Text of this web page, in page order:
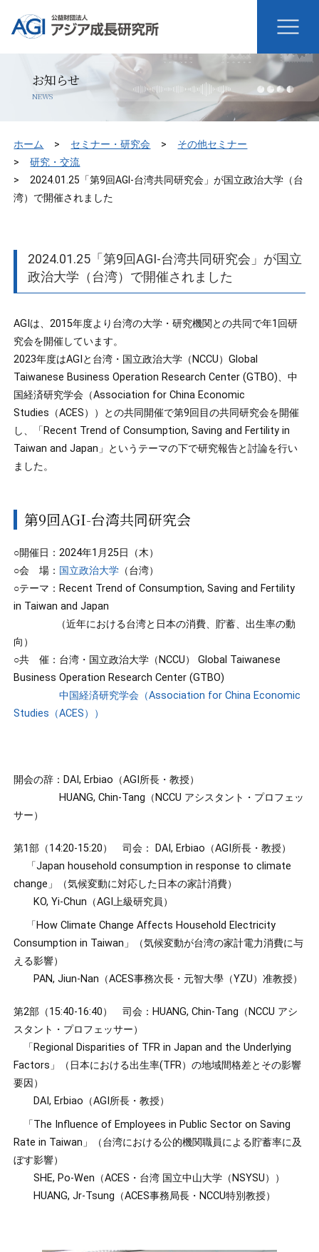
お知らせ
NEWS
ホーム セミナー・研究会
その他セミナー
研究・交流
2024.01.25「第9回AGI-台湾共同研究会」が国立政治大学（台
湾）で開催されました
2024.01.25「第9回AGI-台湾共同研究会」が国立
政治大学（台湾）で開催されました
AGIは、2015年度より台湾の大学・研究機関との共同で年1回研
究会を開催しています。
2023年度はAGIと台湾・国立政治大学（NCCU）Global
Taiwanese Business Operation Research Center (GTBO)、中
国経済研究学会（Association for China Economic
Studies（ACES））との共同開催で第9回目の共同研究会を開催
し、「Recent Trend of Consumption, Saving and Fertility in
Taiwan and Japan」というテーマの下で研究報告と討論を行い
ました。
第9回AGI-台湾共同研究会
○開催日：2024年1月25日（木）
○会 場： 国立政治大学 （台湾）
○テーマ：Recent Trend of Consumption, Saving and Fertility
in Taiwan and Japan
（近年における台湾と日本の消費、貯蓄、出生率の動
向）
○共 催：台湾・国立政治大学（NCCU） Global Taiwanese
Business Operation Research Center (GTBO)
中国経済研究学会（Association for China Economic
Studies（ACES））
開会の辞：DAI, Erbiao（AGI所長・教授）
HUANG, Chin-Tang（NCCU アシスタント・プロフェッ
サー）
第1部（14:20-15:20） 司会： DAI, Erbiao（AGI所長・教授）
「Japan household consumption in response to climate
change」（気候変動に対応した日本の家計消費）
KO, Yi-Chun（AGI上級研究員）
「How Climate Change Affects Household Electricity
Consumption in Taiwan」（気候変動が台湾の家計電力消費に与
える影響）
PAN, Jiun-Nan（ACES事務次長・元智大學（YZU）准教授）
第2部（15:40-16:40） 司会：HUANG, Chin-Tang（NCCU アシ
スタント・プロフェッサー）
「Regional Disparities of TFR in Japan and the Underlying
Factors」（日本における出生率(TFR）の地域間格差とその影響
要因）
DAI, Erbiao（AGI所長・教授）
「The Influence of Employees in Public Sector on Saving
Rate in Taiwan」（台湾における公的機関職員による貯蓄率に及
ぼす影響）
SHE, Po-Wen（ACES・台湾 国立中山大学（NSYSU））
HUANG, Jr-Tsung（ACES事務局長・NCCU特別教授）